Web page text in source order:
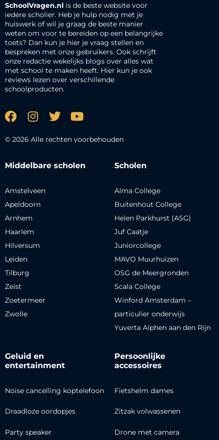
SchoolVragen.nl is de beste website voor
iedere scholier. Heb je hulp nodig met je
huiswerk of wil je graag de beste manier
weten om voor te bereiden op een belangrijke
toets? Dan kun je hier je vraag stellen en
bespreken met onze gebruikers. Ook schrijft
onze redactie wekelijks blogs over alles wat
met school te maken heeft. Hier kun je ook
reviews lezen over verschillende
schoolproducten.
© 2026 Alle rechten voorbehouden
Middelbare scholen
Amstelveen
Apeldoorn
Arnhem
Haarlem
Hilversum
Leiden
Tilburg
Zeist
Zoetermeer
Zwolle
Scholen
Alma College
Buitenhout College
Helen Parkhurst (ASG)
Juf Caatje
Juniorcollege
MAVO Muurhuizen
OSG de Meergronden
Scala College
Winford Amsterdam –
particulier onderwijs
Yuverta Alphen aan den Rijn
Geluid en
entertainment
Noise cancelling koptelefoon
Draadloze oordopjes
Party speaker
Persoonlijke
accessoires
Fietshelm dames
Zitzak volwassenen
Drone met camera